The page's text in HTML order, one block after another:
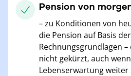
Pension von
– zu Konditionen von
die Pension auf Basis
Rechnungsgrundlagen
nicht gekürzt, auch
Lebenserwartung weiter